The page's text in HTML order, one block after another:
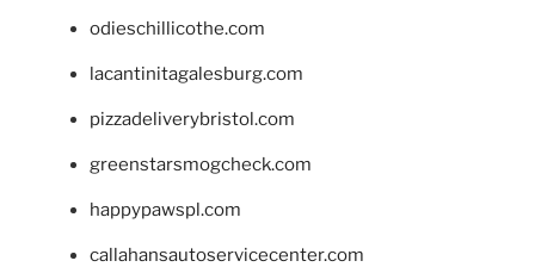
odieschillicothe.com
lacantinitagalesburg.com
pizzadeliverybristol.com
greenstarsmogcheck.com
happypawspl.com
callahansautoservicecenter.com